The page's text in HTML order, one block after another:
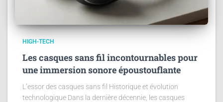
HIGH-TECH
Les casques sans fil incontournables pour
une immersion sonore époustouflante
L’essor des casques sans fil Historique et évolution
technologique Dans la dernière décennie, les casques